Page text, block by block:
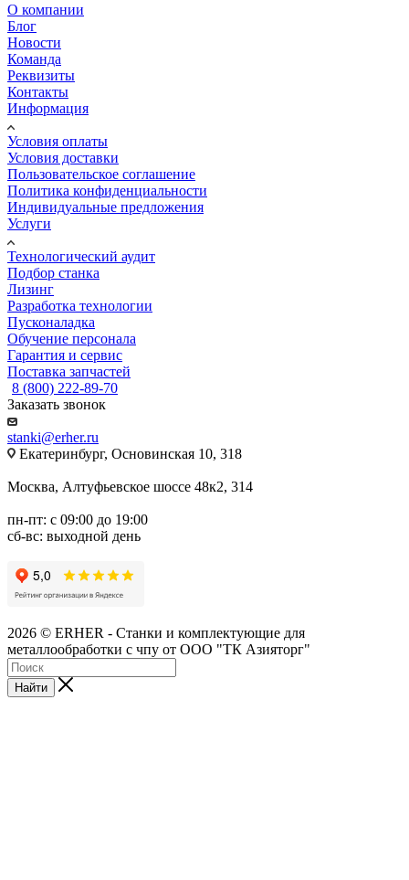
О компании
Блог
Новости
Команда
Реквизиты
Контакты
Информация
Условия оплаты
Условия доставки
Пользовательское соглашение
Политика конфиденциальности
Индивидуальные предложения
Услуги
Технологический аудит
Подбор станка
Лизинг
Разработка технологии
Пусконаладка
Обучение персонала
Гарантия и сервис
Поставка запчастей
8 (800) 222-89-70
Заказать звонок
stanki@erher.ru
Екатеринбург, Основинская 10, 318
Москва, Алтуфьевское шоссе 48к2, 314
пн-пт: с 09:00 до 19:00
сб-вс: выходной день
2026 © ERHER - Станки и комплектующие для
металлообработки с чпу от ООО "ТК Азияторг"
Найти